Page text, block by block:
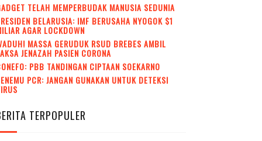
TELAH MEMPERBUDAK MANUSIA SEDUNIA
BELARUSIA: IMF BERUSAHA NYOGOK $1
AGAR LOCKDOWN
MASSA GERUDUK RSUD BREBES AMBIL
JENAZAH PASIEN CORONA
PBB TANDINGAN CIPTAAN SOEKARNO
PCR: JANGAN GUNAKAN UNTUK DETEKSI
TERPOPULER